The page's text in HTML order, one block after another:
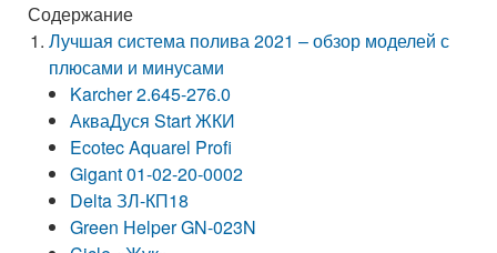
Содержание
Лучшая система полива 2021 – обзор моделей с
плюсами и минусами
Karcher 2.645-276.0
АкваДуся Start ЖКИ
Ecotec Aquarel Profi
Gigant 01-02-20-0002
Delta ЗЛ-КП18
Green Helper GN-023N